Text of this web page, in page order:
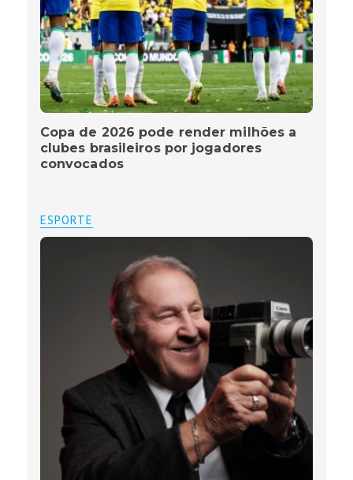
Copa de 2026 pode render milhões a
clubes brasileiros por jogadores
convocados
ESPORTE